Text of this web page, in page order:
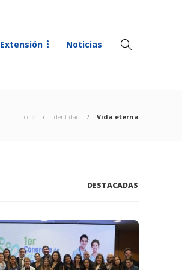
Extensión Noticias
Inicio Identidad Vida eterna
DESTACADAS